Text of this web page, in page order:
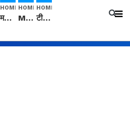
HOME
मनीषा हत्याकांड: हत्या, आत्महत्या या कोई बड़ा राज? | Full Story | Josh Haryana
HOME
Mangalsutra: हिंदू धर्म में शादी के बाद मंगलसूत्र क्यों पहनती है महिलाएं, किसने शुरु की ये परंपरा
HOME
टीम बीकेई ने एग्रीकल्चर ग्रेड की यूरिया खाद गट्टों में बदलकर टेक्निकल ग्रेड में बेचने वालों पर करवाई कार्रवाई: लखविंदर सिंह औलख